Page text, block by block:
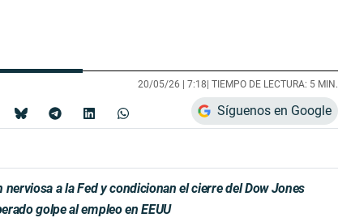
20/05/26 | 7:18 | TIEMPO DE LECTURA: 5 MIN.
Síguenos en Google
a la Fed y condicionan el cierre del Dow Jones
golpe al empleo en EEUU